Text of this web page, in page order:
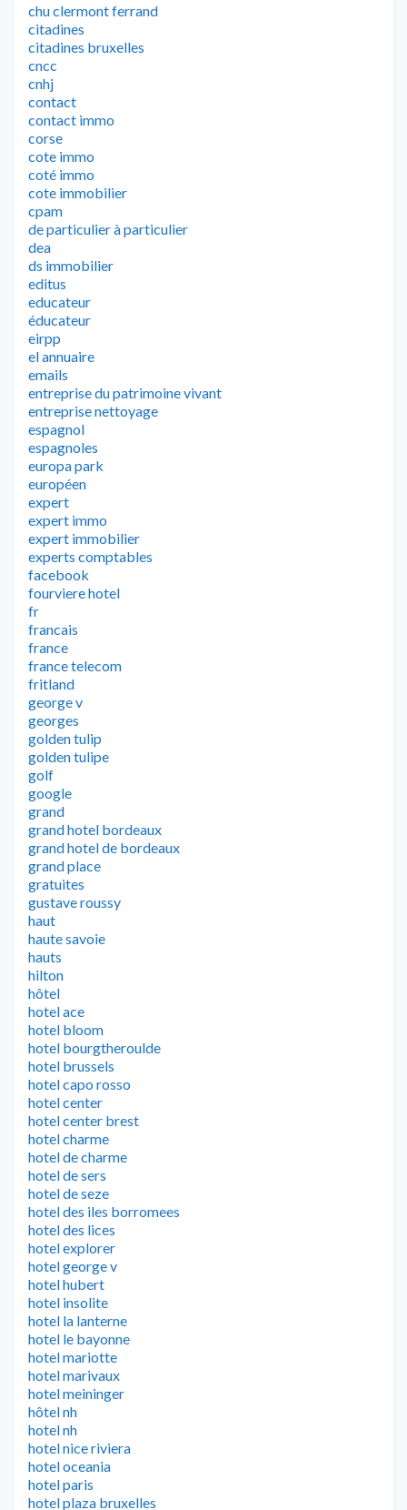
chu clermont ferrand
citadines
citadines bruxelles
cncc
cnhj
contact
contact immo
corse
cote immo
coté immo
cote immobilier
cpam
de particulier à particulier
dea
ds immobilier
editus
educateur
éducateur
eirpp
el annuaire
emails
entreprise du patrimoine vivant
entreprise nettoyage
espagnol
espagnoles
europa park
européen
expert
expert immo
expert immobilier
experts comptables
facebook
fourviere hotel
fr
francais
france
france telecom
fritland
george v
georges
golden tulip
golden tulipe
golf
google
grand
grand hotel bordeaux
grand hotel de bordeaux
grand place
gratuites
gustave roussy
haut
haute savoie
hauts
hilton
hôtel
hotel ace
hotel bloom
hotel bourgtheroulde
hotel brussels
hotel capo rosso
hotel center
hotel center brest
hotel charme
hotel de charme
hotel de sers
hotel de seze
hotel des iles borromees
hotel des lices
hotel explorer
hotel george v
hotel hubert
hotel insolite
hotel la lanterne
hotel le bayonne
hotel mariotte
hotel marivaux
hotel meininger
hôtel nh
hotel nh
hotel nice riviera
hotel oceania
hotel paris
hotel plaza bruxelles